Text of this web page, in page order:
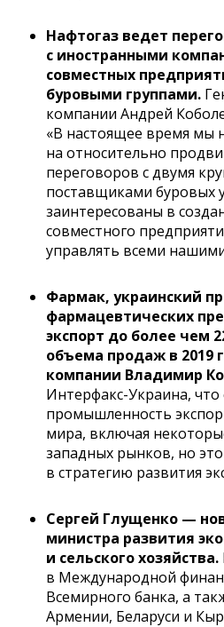
Нафтогаз ведет
с иностранными
совместных
буровыми группами.
компании Андрей
«В настоящее время мы
на относительно
переговоров с двумя
поставщиками буровых
заинтересованы в
совместного
управлять всеми
Фармак, украинский
фармацевтических
экспорт до более чем
объема продаж в 2019
компании Владимир
Интерфакс-Украина,
промышленность
мира, включая
западных рынков, но
в стратегию развития
Сергей Глущенко —
министра развития
и сельского хозяйства.
в Международной
Всемирного банка, а
Армении, Беларуси и